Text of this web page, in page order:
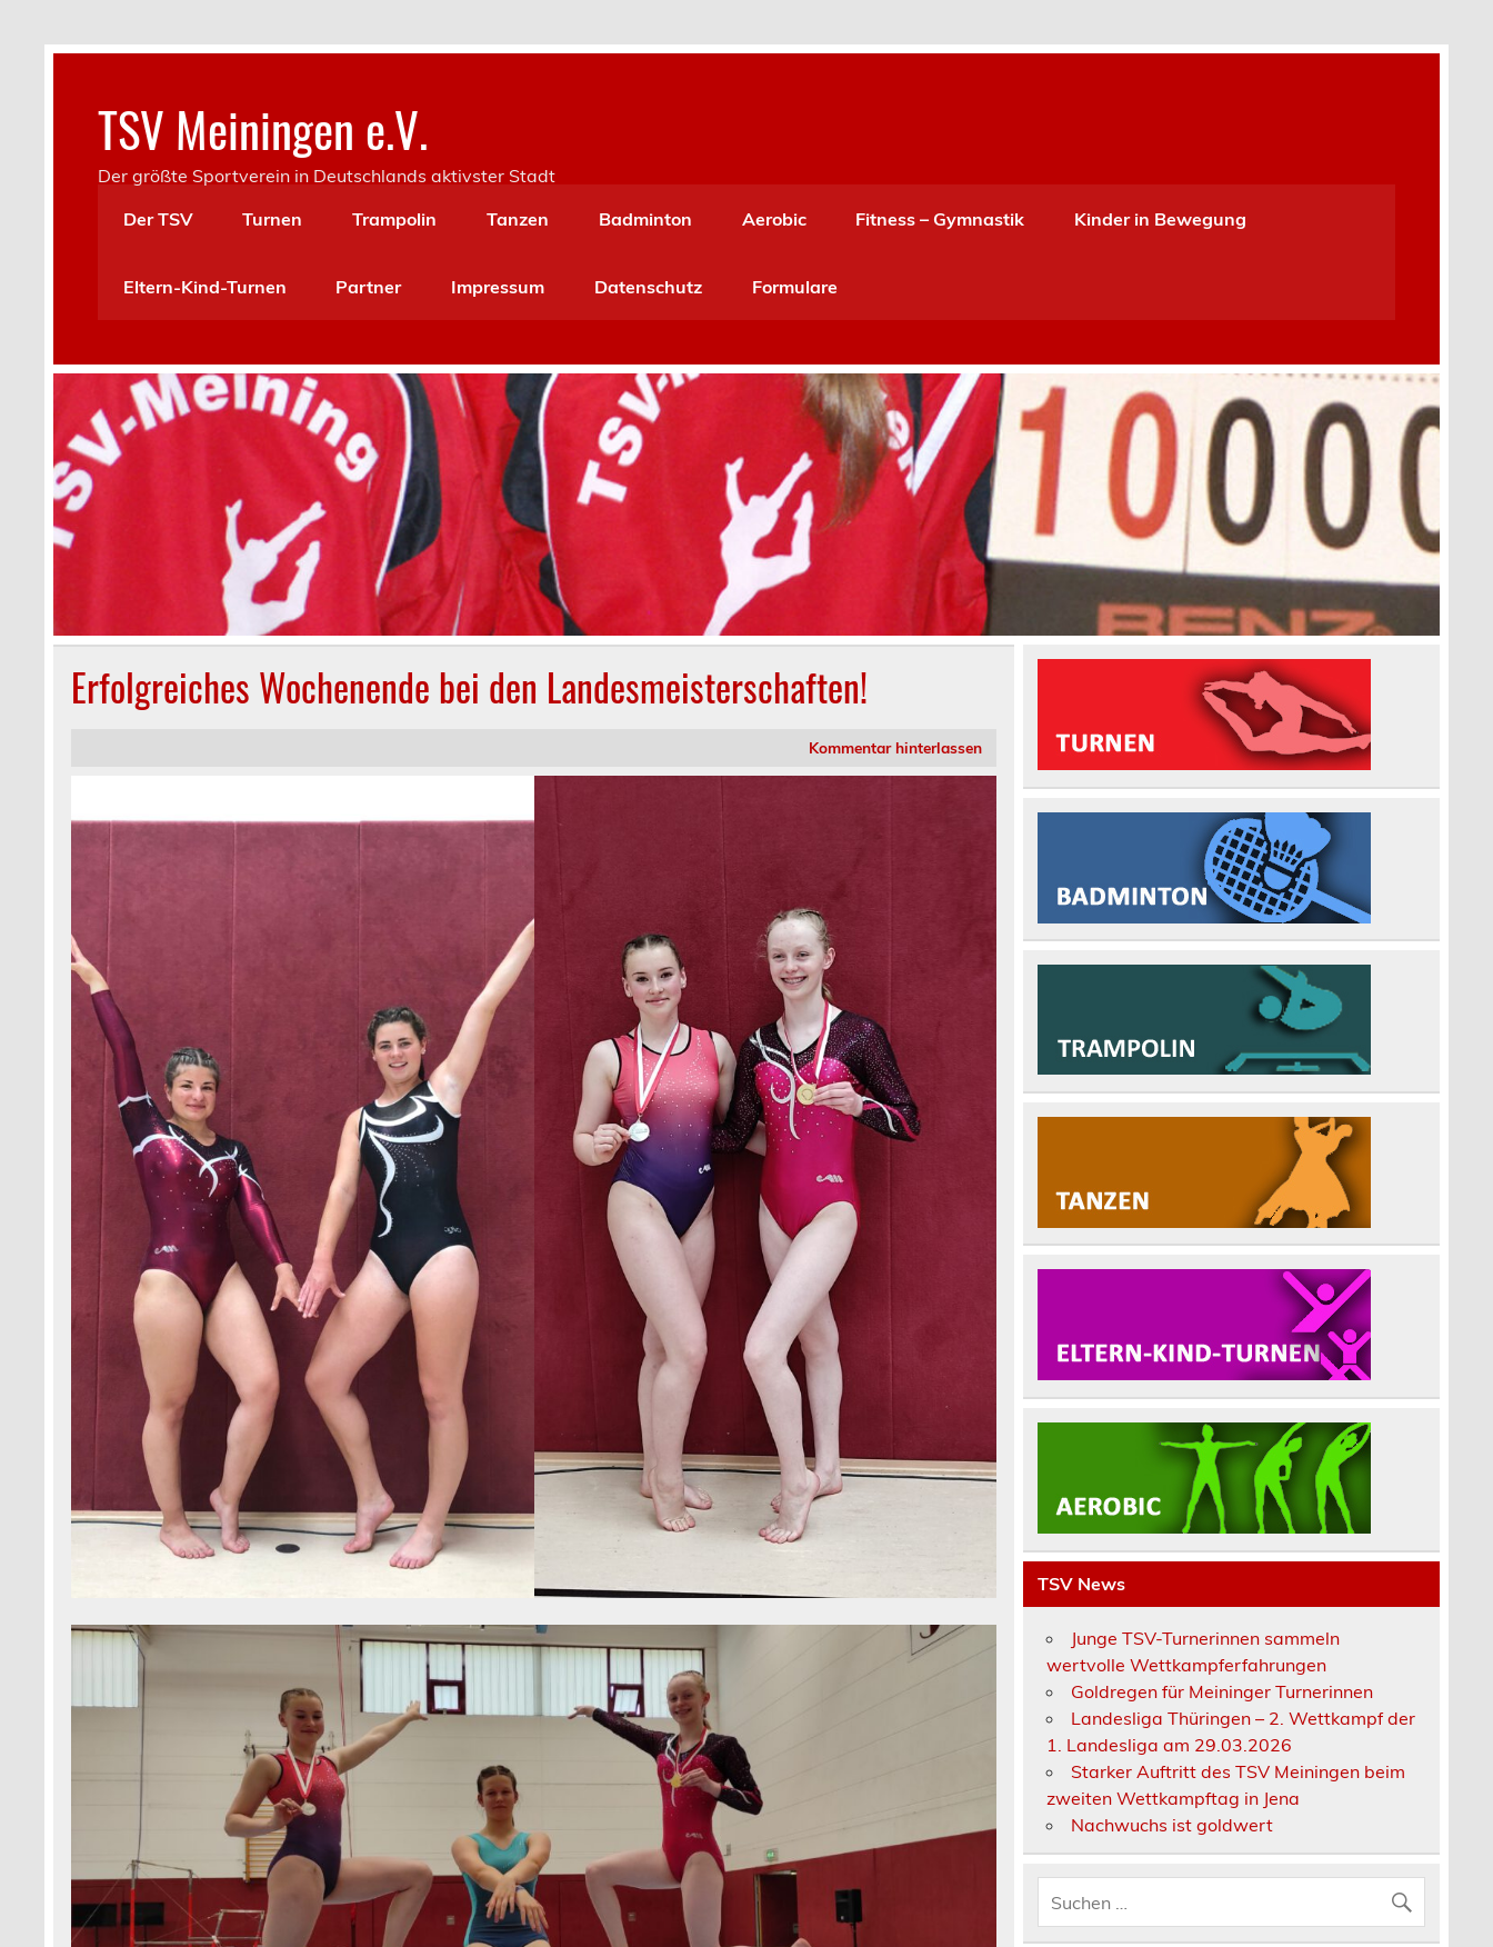
content
TSV Meiningen e.V.
Der größte Sportverein in Deutschlands aktivster Stadt
Der TSV
Turnen Trampolin Tanzen Badminton Aerobic Fitness – Gymnastik Kinder in Bewegung
Eltern-Kind-Turnen Partner Impressum Datenschutz Formulare
Erfolgreiches Wochenende bei den Landesmeisterschaften!
Kommentar hinterlassen
TSV News
Junge TSV-Turnerinnen sammeln
wertvolle Wettkampferfahrungen
Goldregen für Meininger Turnerinnen
Landesliga Thüringen – 2. Wettkampf der
1. Landesliga am 29.03.2026
Starker Auftritt des TSV Meiningen beim
zweiten Wettkampftag in Jena
Nachwuchs ist goldwert